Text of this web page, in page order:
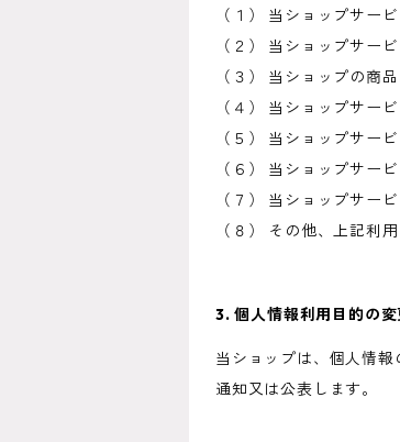
（１） 当ショップサー
（２） 当ショップサー
（３） 当ショップの商
（４） 当ショップサー
（５） 当ショップサー
（６） 当ショップサー
（７） 当ショップサー
（８） その他、上記利
3. 個人情報利用目的の変
当ショップは、個人情
通知又は公表します。